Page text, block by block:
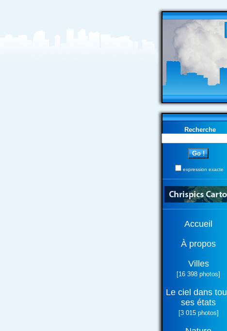
Recherche
expression exacte
Accueil
À propos
Villes
[16 398 photos]
Le ciel dans
ses états
[3 015 photos]